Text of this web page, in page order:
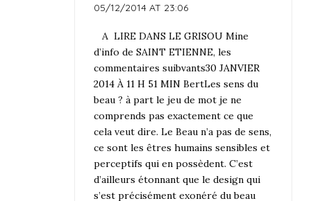
05/12/2014 AT 23:06
A LIRE DANS LE GRISOU Mine
d’info de SAINT ETIENNE, les
commentaires suibvants30 JANVIER
2014 À 11 H 51 MIN BertLes sens du
beau ? à part le jeu de mot je ne
comprends pas exactement ce que
cela veut dire. Le Beau n’a pas de sens,
ce sont les êtres humains sensibles et
perceptifs qui en possèdent. C’est
d’ailleurs étonnant que le design qui
s’est précisément exonéré du beau